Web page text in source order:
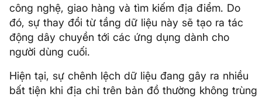
công nghệ, giao hàng và tìm kiếm địa điểm. Do
đó, sự thay đổi từ tầng dữ liệu này sẽ tạo ra tác
động dây chuyền tới các ứng dụng dành cho
người dùng cuối.
Hiện tại, sự chênh lệch dữ liệu đang gây ra nhiều
bất tiện khi địa chỉ trên bản đồ thường không trùng